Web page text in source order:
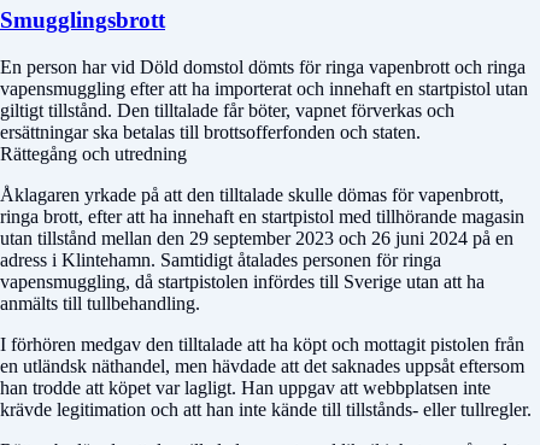
Smugglingsbrott
En person har vid Döld domstol dömts för ringa vapenbrott och ringa
vapensmuggling efter att ha importerat och innehaft en startpistol utan
giltigt tillstånd. Den tilltalade får böter, vapnet förverkas och
ersättningar ska betalas till brottsofferfonden och staten.
Rättegång och utredning
Åklagaren yrkade på att den tilltalade skulle dömas för vapenbrott,
ringa brott, efter att ha innehaft en startpistol med tillhörande magasin
utan tillstånd mellan den 29 september 2023 och 26 juni 2024 på en
adress i Klintehamn. Samtidigt åtalades personen för ringa
vapensmuggling, då startpistolen infördes till Sverige utan att ha
anmälts till tullbehandling.
I förhören medgav den tilltalade att ha köpt och mottagit pistolen från
en utländsk näthandel, men hävdade att det saknades uppsåt eftersom
han trodde att köpet var lagligt. Han uppgav att webbplatsen inte
krävde legitimation och att han inte kände till tillstånds- eller tullregler.